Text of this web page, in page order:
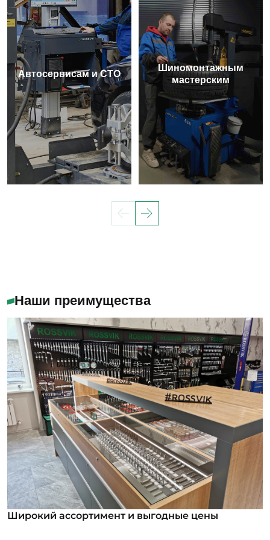
Автосервисам и СТО
Шиномонтажным
мастерским
Наши преимущества
Широкий ассортимент и выгодные цены